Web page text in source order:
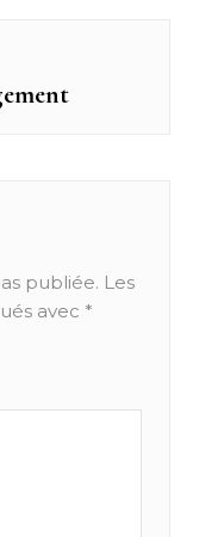
publiée. Les
avec *